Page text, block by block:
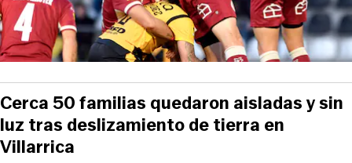
Cerca 50 familias quedaron aisladas y sin
luz tras deslizamiento de tierra en
Villarrica